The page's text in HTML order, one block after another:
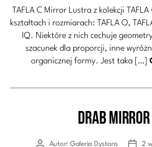
TAFLA C Mirror Lustra z kolekcji
kształtach i rozmiarach: TAFLA O,
IQ. Niektóre z nich cechuje
szacunek dla proporcji, inne
organicznej formy. Jest taka […]
Kategorie
DRAB Mirror
AutorAutor: Galeria Dystans
Data
2